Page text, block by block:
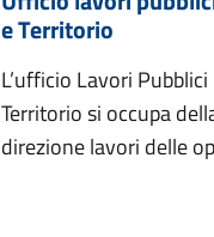
e Territorio
L’ufficio Lavori
Territorio si occupa
direzione lavori delle